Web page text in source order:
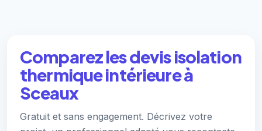
Comparez les devis isolation
thermique intérieure à
Sceaux
Gratuit et sans engagement. Décrivez votre